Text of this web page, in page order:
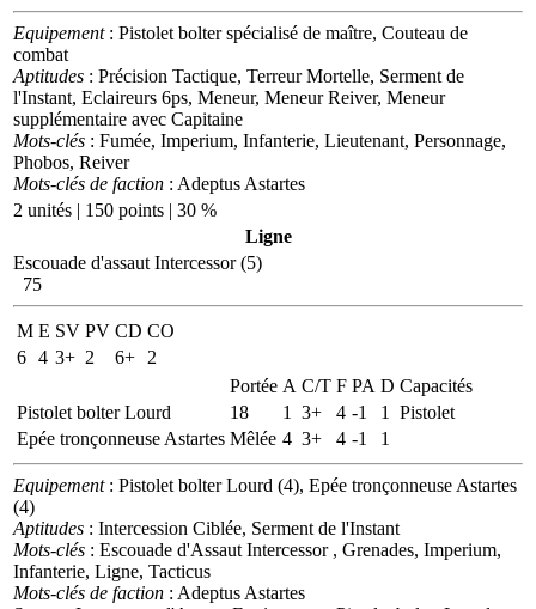
Equipement: Pistolet bolter spécialisé de maître, Couteau de
combat
Aptitudes : Précision Tactique, Terreur Mortelle, Serment de
l'Instant, Eclaireurs 6ps, Meneur, Meneur Reiver, Meneur
supplémentaire avec Capitaine
Mots-clés : Fumée, Imperium, Infanterie, Lieutenant, Personnage,
Phobos, Reiver
Mots-clés de faction : Adeptus Astartes
2 unités | 150 points | 30 %
Ligne
Escouade d'assaut Intercessor (5)
75
M E SV PV CD CO
6 4 3+ 2 6+
2
Portée A C/T F PA D Capacités
Pistolet bolter Lourd
18 1 3+ 4 -1 1
Pistolet
Epée tronçonneuse Astartes Mêlée 4 3+ 4 -1 1
Equipement: Pistolet bolter Lourd (4), Epée tronçonneuse Astartes
(4)
Aptitudes : Intercession Ciblée, Serment de l'Instant
Mots-clés : Escouade d'Assaut Intercessor , Grenades, Imperium,
Infanterie, Ligne, Tacticus
Mots-clés de faction : Adeptus Astartes